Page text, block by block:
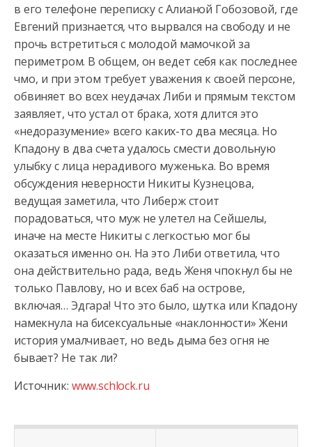
в его телефоне переписку с Алианой Гобозовой, где
Евгений признается, что вырвался на свободу и не
прочь встретиться с молодой мамочкой за
периметром. В общем, он ведет себя как последнее
чмо, и при этом требует уважения к своей персоне,
обвиняет во всех неудачах Либи и прямым текстом
заявляет, что устал от брака, хотя длится это
«недоразумение» всего каких-то два месяца. Но
Кпадону в два счета удалось смести довольную
улыбку с лица нерадивого муженька. Во время
обсуждения неверности Никиты Кузнецова,
ведущая заметила, что Либерж стоит
порадоваться, что муж не улетел на Сейшелы,
иначе на месте Никиты с легкостью мог бы
оказаться именно он. На это Либи ответила, что
она действительно рада, ведь Женя чпокнул бы не
только Павлову, но и всех баб на острове,
включая… Эдгара! Что это было, шутка или Кпадону
намекнула на бисексуальные «наклонности» Жени
история умалчивает, но ведь дыма без огня не
бывает? Не так ли?
Источник: www.schlock.ru